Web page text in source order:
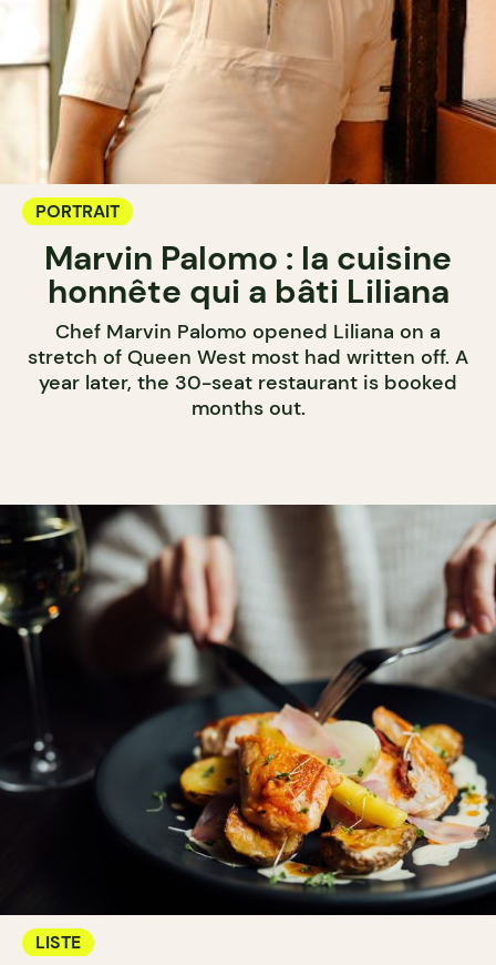
PORTRAIT
Marvin Palomo : la cuisine
honnête qui a bâti Liliana
Chef Marvin Palomo opened Liliana on a
stretch of Queen West most had written off. A
year later, the 30-seat restaurant is booked
months out.
LISTE